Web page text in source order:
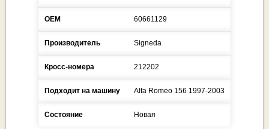
ОЕМ 60661129
Производитель Signeda
Кросс-номера 212202
Подходит на машину Alfa Romeo 156 1997-2003
Состояние Новая